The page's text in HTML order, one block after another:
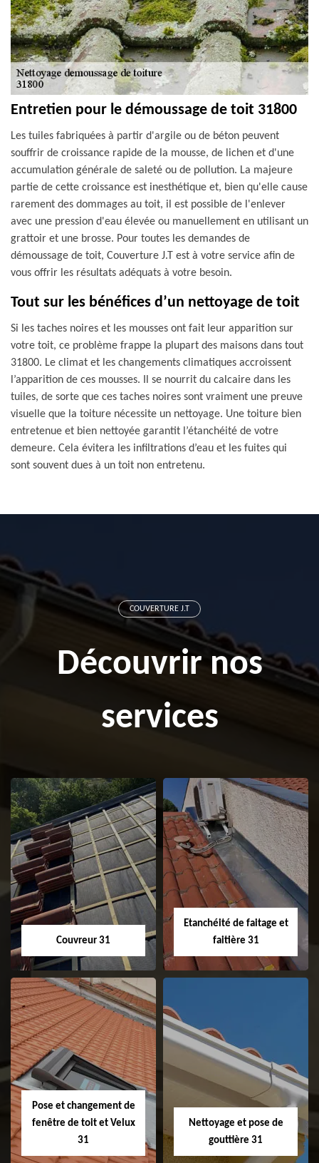
Entretien pour le démoussage de toit 31800
Les tuiles fabriquées à partir d'argile ou de béton peuvent
souffrir de croissance rapide de la mousse, de lichen et d'une
accumulation générale de saleté ou de pollution. La majeure
partie de cette croissance est inesthétique et, bien qu'elle cause
rarement des dommages au toit, il est possible de l'enlever
avec une pression d'eau élevée ou manuellement en utilisant un
grattoir et une brosse. Pour toutes les demandes de
démoussage de toit, Couverture J.T est à votre service afin de
vous offrir les résultats adéquats à votre besoin.
Tout sur les bénéfices d’un nettoyage de toit
Si les taches noires et les mousses ont fait leur apparition sur
votre toit, ce problème frappe la plupart des maisons dans tout
31800. Le climat et les changements climatiques accroissent
l’apparition de ces mousses. Il se nourrit du calcaire dans les
tuiles, de sorte que ces taches noires sont vraiment une preuve
visuelle que la toiture nécessite un nettoyage. Une toiture bien
entretenue et bien nettoyée garantit l’étanchéité de votre
demeure. Cela évitera les infiltrations d’eau et les fuites qui
sont souvent dues à un toit non entretenu.
COUVERTURE J.T
Découvrir nos
services
Couvreur 31
Couvreur 31
Etanchéité de faitage et
faitière 31
Etanchéité de
faitage et faitière
31
Pose et changement de
fenêtre de toit et Velux
31
Nettoyage et pose de
gouttière 31